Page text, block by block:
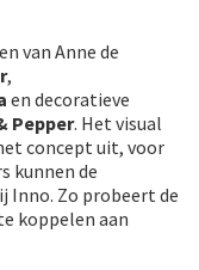
van Anne de
,
en decoratieve
Pepper. Het visual
concept uit, voor
kunnen de
Inno. Zo probeert de
koppelen aan